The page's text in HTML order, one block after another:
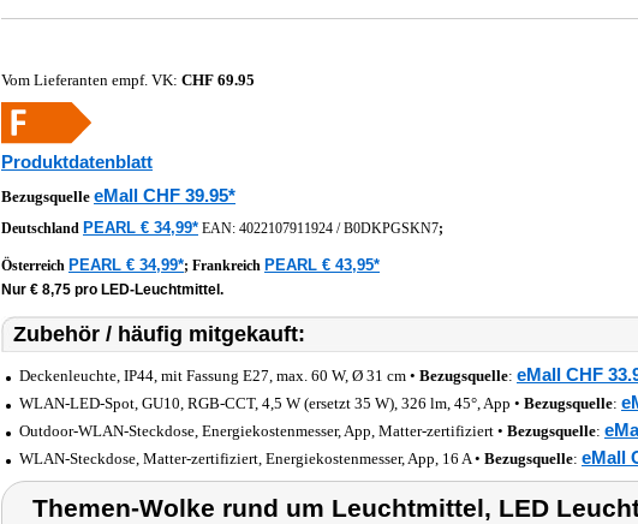
Vom Lieferanten empf. VK: CHF 69.95
Produktdatenblatt
Bezugsquelle eMall CHF 39.95*
Deutschland PEARL € 34,99* EAN: 4022107911924 /B0DKPGSKN7;
Österreich PEARL € 34,99*; Frankreich PEARL € 43,95*
Nur € 8,75 pro LED-Leuchtmittel.
Zubehör / häufig mitgekauft:
Deckenleuchte, IP44, mit Fassung E27, max. 60 W, Ø 31 cm • Bezugsquelle: eMall CHF
WLAN-LED-Spot, GU10, RGB-CCT, 4,5 W (ersetzt 35 W), 326 lm, 45°, App • Bezugsquelle:
Outdoor-WLAN-Steckdose, Energiekostenmesser, App, Matter-zertifiziert • Bezugsquelle:
WLAN-Steckdose, Matter-zertifiziert, Energiekostenmesser, App, 16 A • Bezugsquelle: eMall
Themen-Wolke rund um Leuchtmittel, LED